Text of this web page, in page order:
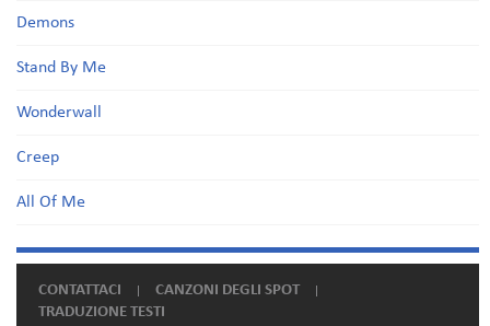
Demons
Stand By Me
Wonderwall
Creep
All Of Me
CONTATTACI
CANZONI DEGLI SPOT
TRADUZIONE TESTI